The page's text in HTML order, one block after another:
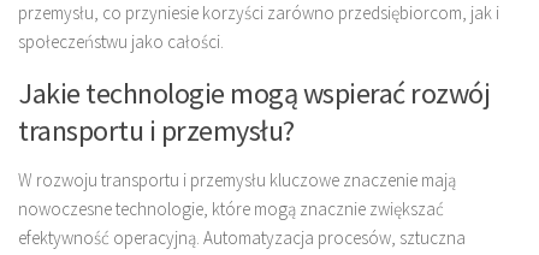
przemysłu, co przyniesie korzyści zarówno przedsiębiorcom, jak i
społeczeństwu jako całości.
Jakie technologie mogą wspierać rozwój
transportu i przemysłu?
W rozwoju transportu i przemysłu kluczowe znaczenie mają
nowoczesne technologie, które mogą znacznie zwiększać
efektywność operacyjną. Automatyzacja procesów, sztuczna